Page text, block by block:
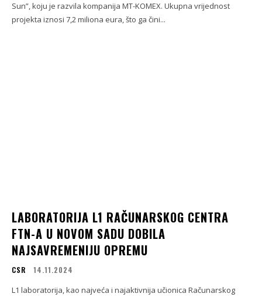
Sun”, koju je razvila kompanija MT-KOMEX. Ukupna vrijednost
projekta iznosi 7,2 miliona eura, što ga čini...
LABORATORIJA L1 RAČUNARSKOG CENTRA
FTN-A U NOVOM SADU DOBILA
NAJSAVREMENIJU OPREMU
CSR 14.11.2024
L1 laboratorija, kao najveća i najaktivnija učionica Računarskog